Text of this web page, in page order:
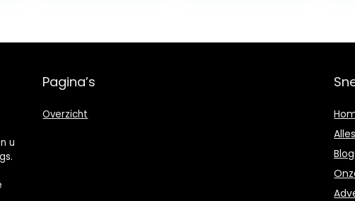
u
Pagina’s
Overzicht